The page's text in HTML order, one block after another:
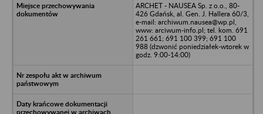
ARCHET - NAUSEA Sp. z o.o., 80-
426 Gdańsk, al. Gen. J. Hallera 60/3,
e-mail: archiwum.nausea@wp.pl,
www: arciwum-info.pl; tel. kom. 691
261 661; 691 100 399; 691 100
988 (dzwonić poniedziałek-wtorek w
godz. 9:00-14:00)